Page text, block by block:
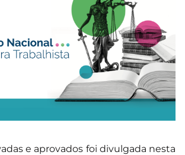
e aprovados foi divulgada nesta